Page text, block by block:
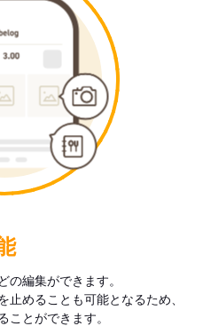
の編集ができます。
止めることも可能となるため、
ことができます。